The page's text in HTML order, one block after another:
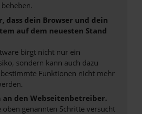
dass dein Browser und dein
auf dem neuesten Stand
birgt nicht nur ein
sondern kann auch dazu
Funktionen nicht mehr
an den Webseitenbetreiber.
oben genannten Schritte versucht